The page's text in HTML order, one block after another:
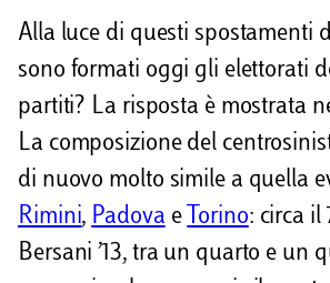
Alla luce di questi spostamenti
sono formati oggi gli elettorati
partiti? La risposta è mostrata
La composizione del
di nuovo molto simile a quella
Rimini, Padova e Torino: circa il
Bersani ’13, tra un quarto e un